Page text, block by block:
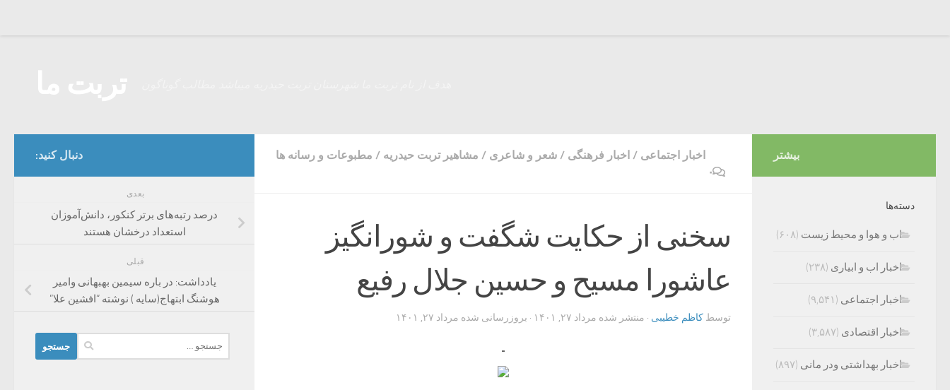
اخبار اجتماعی / اخبار فرهنگی / شعر و شاعری / مشاهیر تربت حیدریه / مطبوعات و رسانه ها
۰
سخنی از حکایت شگفت و شورانگیز
عاشورا مسیح و حسین جلال رفیع
توسط کاظم خطیبی · منتشر شده مرداد ۲۷, ۱۴۰۱ · بروزرسانی شده مرداد ۲۷, ۱۴۰۱
دنبال کنید:
بعدی
درصد رتبه‌های برتر کنکور، دانش‌آموزان
استعداد درخشان هستند
قبلی
یادداشت: در باره سیمین بهبهانی وامیر
هوشنگ ابتهاج(سایه ) نوشته “افشین علا”
برای:
بیشتر
دسته‌ها
اب و هوا و محیط زیست (۶۰۸)
اخبار اب و ابیاری (۲۳۸)
اخبار اجتماعی (۹,۵۴۱)
اخبار اقتصادی (۳,۵۸۷)
اخبار بهداشتی ودر مانی (۸۹۷)